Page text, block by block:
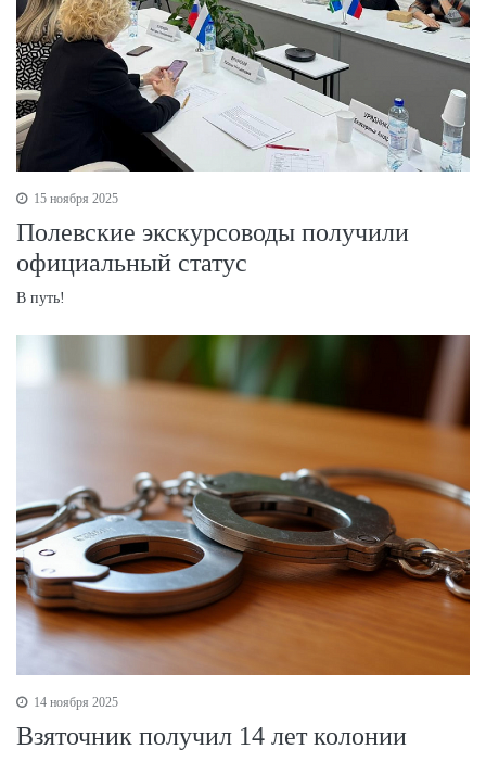
15 ноября 2025
Полевские экскурсоводы получили
официальный статус
В путь!
14 ноября 2025
Взяточник получил 14 лет колонии